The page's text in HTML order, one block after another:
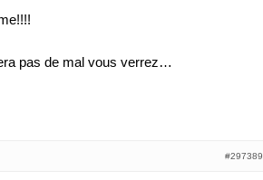
pas de mal vous verrez…
#297389